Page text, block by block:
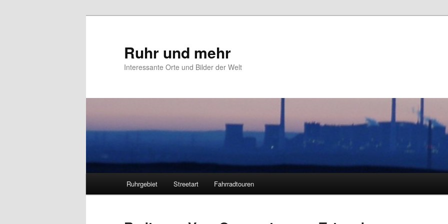
Ruhr und mehr
Interessante Orte und Bilder der Welt
Ruhrgebiet Streetart Fahrradtouren